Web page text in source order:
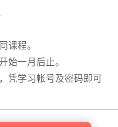
课程。
始一月后止。
凭学习帐号及密码即可